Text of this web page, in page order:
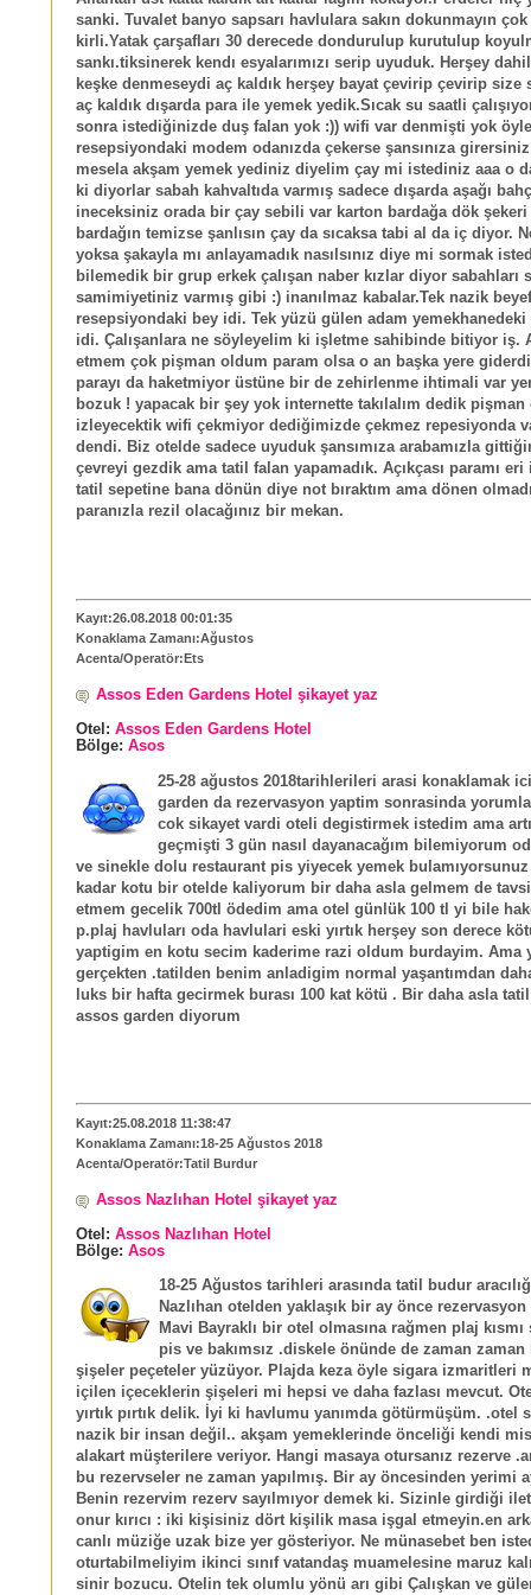
sanki. Tuvalet banyo sapsarı havlulara sakın dokunmayın
kirli.Yatak çarşafları 30 derecede dondurulup kurutulup
sankı.tiksinerek kendı esyalarımızı serip uyuduk. Herşey
keşke denmeseydi aç kaldık herşey bayat çevirip çevirip size
aç kaldık dışarda para ile yemek yedik.Sıcak su saatli
sonra istediğinizde duş falan yok :)) wifi var denmişti yok
resepsiyondaki modem odanızda çekerse şansınıza
mesela akşam yemek yediniz diyelim çay mi istediniz aaa o
ki diyorlar sabah kahvaltıda varmış sadece dışarda aşağı
ineceksiniz orada bir çay sebili var karton bardağa dök
bardağın temizse şanlısın çay da sıcaksa tabi al da iç diyor.
yoksa şakayla mı anlayamadık nasılsınız diye mi sormak
bilemedik bir grup erkek çalışan naber kızlar diyor sabahları
samimiyetiniz varmış gibi :) inanılmaz kabalar.Tek nazik
resepsiyondaki bey idi. Tek yüzü gülen adam yemekhanedeki
idi. Çalışanlara ne söyleyelim ki işletme sahibinde bitiyor iş.
etmem çok pişman oldum param olsa o an başka yere
parayı da haketmiyor üstüne bir de zehirlenme ihtimali var
bozuk ! yapacak bir şey yok internette takılalım dedik
izleyecektik wifi çekmiyor dediğimizde çekmez repesiyonda
dendi. Biz otelde sadece uyuduk şansımıza arabamızla
çevreyi gezdik ama tatil falan yapamadık. Açıkçası paramı
tatil sepetine bana dönün diye not bıraktım ama dönen
paranızla rezil olacağınız bir mekan.
Kayıt:26.08.2018 00:01:35
Konaklama Zamanı:Ağustos
Acenta/Operatör:Ets
Assos Eden Gardens Hotel şikayet yaz
Otel: Assos Eden Gardens Hotel
Bölge: Asos
25-28 ağustos 2018tarihlerileri arasi konaklamak
garden da rezervasyon yaptim sonrasinda
cok sikayet vardi oteli degistirmek istedim ama
geçmişti 3 gün nasıl dayanacağım bilemiyorum
ve sinekle dolu restaurant pis yiyecek yemek
kadar kotu bir otelde kaliyorum bir daha asla gelmem de
etmem gecelik 700tl ödedim ama otel günlük 100 tl yi bile
p.plaj havluları oda havlulari eski yırtık herşey son derece
yaptigim en kotu secim kaderime razi oldum burdayim. Ama
gerçekten .tatilden benim anladigim normal yaşantımdan
luks bir hafta gecirmek burası 100 kat kötü . Bir daha asla
assos garden diyorum
Kayıt:25.08.2018 11:38:47
Konaklama Zamanı:18-25 Ağustos 2018
Acenta/Operatör:Tatil Burdur
Assos Nazlıhan Hotel şikayet yaz
Otel: Assos Nazlıhan Hotel
Bölge: Asos
18-25 Ağustos tarihleri arasında tatil budur
Nazlıhan otelden yaklaşık bir ay önce rezervasyon
Mavi Bayraklı bir otel olmasına rağmen plaj kısmı
pis ve bakımsız .diskele önünde de zaman
şişeler peçeteler yüzüyor. Plajda keza öyle sigara izmaritleri
içilen içeceklerin şişeleri mi hepsi ve daha fazlası mevcut.
yırtık pırtık delik. İyi ki havlumu yanımda götürmüşüm. .otel
nazik bir insan değil.. akşam yemeklerinde önceliği kendi
alakart müşterilere veriyor. Hangi masaya otursanız rezerve
bu rezervseler ne zaman yapılmış. Bir ay öncesinden yerimi
Benin rezervim rezerv sayılmıyor demek ki. Sizinle girdiği
onur kırıcı : iki kişisiniz dört kişilik masa işgal etmeyin.en
canlı müziğe uzak bize yer gösteriyor. Ne münasebet ben
oturtabilmeliyim ikinci sınıf vatandaş muamelesine maruz
sinir bozucu. Otelin tek olumlu yönü arı gibi Çalışkan ve